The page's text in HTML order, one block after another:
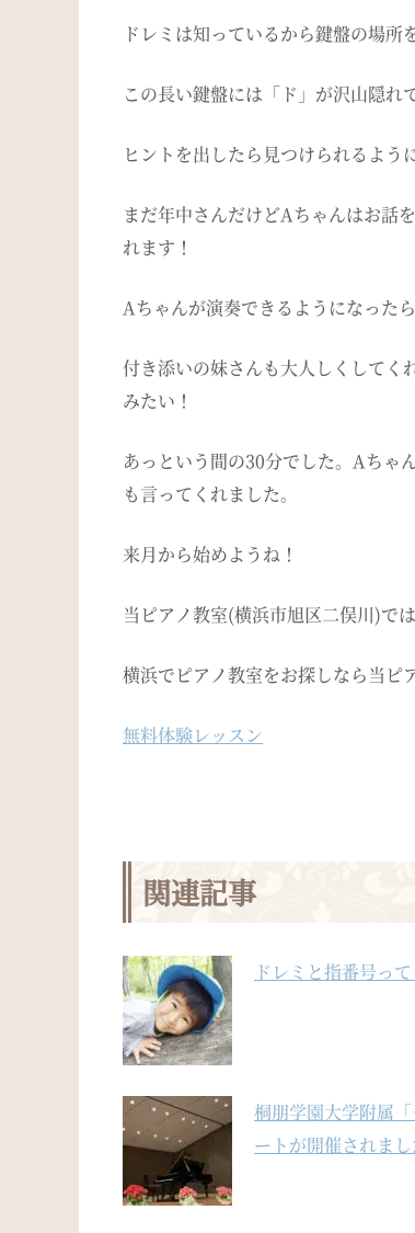
ドレミは知っているから鍵盤の場所
この長い鍵盤には「ド」が沢山隠れ
ヒントを出したら見つけられるよう
まだ年中さんだけどAちゃんはお話
れます！
Aちゃんが演奏できるようになった
付き添いの妹さんも大人しくしてく
みたい！
あっという間の30分でした。Aちゃ
も言ってくれました。
来月から始めようね！
当ピアノ教室(横浜市旭区二俣川)で
横浜でピアノ教室をお探しなら当ピ
無料体験レッスン
関連記事
ドレミと指番号っ
桐朋学園大学附属
ートが開催されま